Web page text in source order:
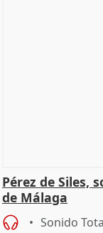
Pérez de Siles,
de Málaga
Sonido